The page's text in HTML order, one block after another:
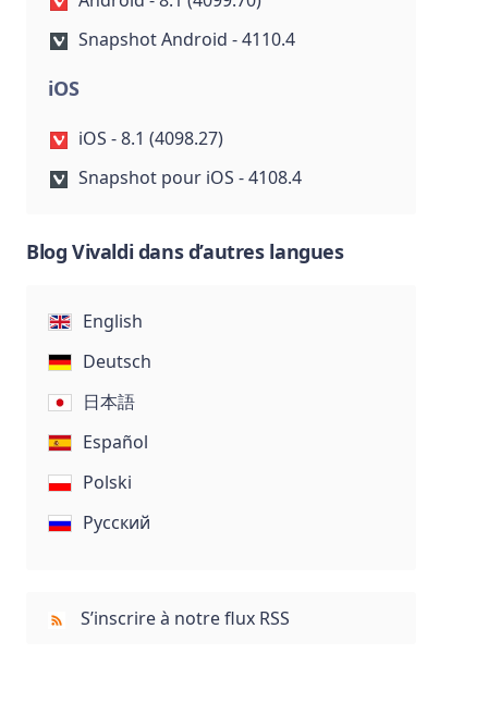
Snapshot Android - 4110.4
iOS
iOS - 8.1 (4098.27)
Snapshot pour iOS - 4108.4
Blog Vivaldi dans d’autres langues
English
Deutsch
日本語
Español
Polski
Русский
S’inscrire à notre flux RSS